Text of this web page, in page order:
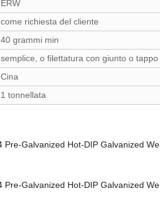
ERW
come richiesta del cliente
40 grammi min
semplice, o filettatura con giunto o tappo
Cina
1 tonnellata